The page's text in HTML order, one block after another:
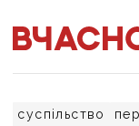
суспільство